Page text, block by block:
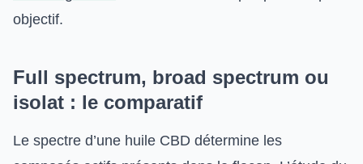
objectif.
Full spectrum, broad spectrum ou
isolat : le comparatif
Le spectre d’une huile CBD détermine les